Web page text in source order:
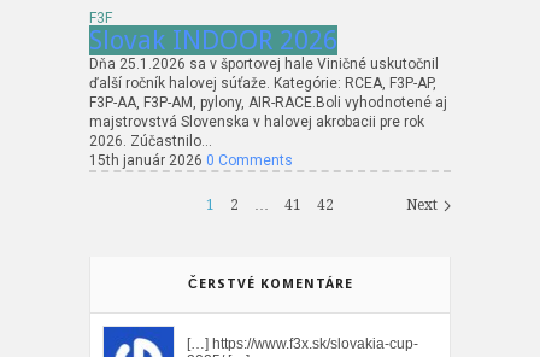
F3F
Slovak INDOOR 2026
Dňa 25.1.2026 sa v športovej hale Viničné uskutočnil
ďalší ročník halovej súťaže. Kategórie: RCEA, F3P-AP,
F3P-AA, F3P-AM, pylony, AIR-RACE.Boli vyhodnotené aj
majstrovstvá Slovenska v halovej akrobacii pre rok
2026. Zúčastnilo…
15th január 2026 0 Comments
Next
1 2 … 41 42
ČERSTVÉ KOMENTÁRE
[…] https://www.f3x.sk/slovakia-cup-